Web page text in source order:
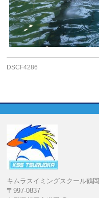
DSCF4286
キムラスイミングスクール鶴岡
〒997-0837